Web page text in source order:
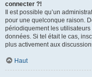
connecter ?!
Il est possible qu’un
pour une quelconque raison.
périodiquement les
données. Si tel était le cas,
plus activement aux
Haut